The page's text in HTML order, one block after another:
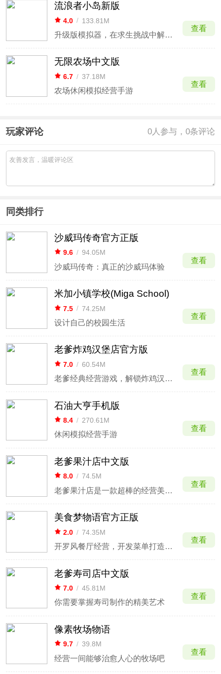
流浪者小岛新版
4.0 / 133.81M
升级版模拟器，在求生挑战中解开岛屿谜。
查看
无限农场中文版
6.7 / 37.18M
农场休闲模拟经营手游
查看
玩家评论 0人参与，0条评论
同类排行
沙威玛传奇官方正版
9.6 / 94.05M
沙威玛传奇：真正的沙威玛体验
查看
米加小镇学校(Miga School)
7.5 / 74.25M
设计自己的校园生活
查看
老爹炸鸡汉堡店官方版
7.0 / 60.54M
老爹经典经营游戏，解锁炸鸡汉堡店经营乐趣
查看
石油大亨手机版
8.4 / 270.61M
休闲模拟经营手游
查看
老爹果汁店中文版
8.0 / 74.5M
老爹果汁店是一款超棒的经营美食游戏
查看
美食梦物语官方正版
2.0 / 74.35M
开罗风餐厅经营，开发菜单打造五星食堂。
查看
老爹寿司店中文版
7.0 / 45.81M
你需要掌握寿司制作的精美艺术
查看
像素牧场物语
9.7 / 39.8M
经营一间能够治愈人心的牧场吧
查看